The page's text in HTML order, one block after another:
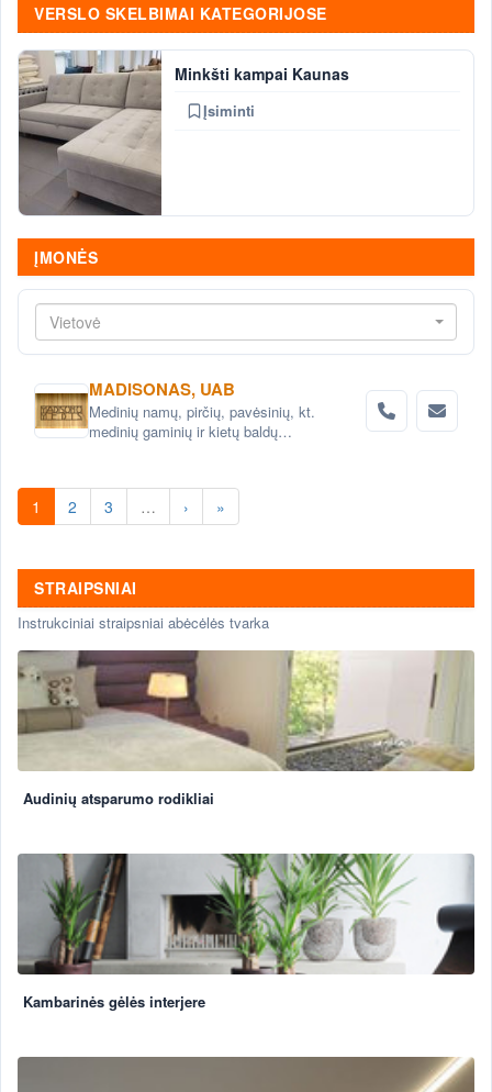
VERSLO SKELBIMAI KATEGORIJOSE
Minkšti kampai Kaunas
Įsiminti
ĮMONĖS
Vietovė
MADISONAS, UAB
Medinių namų, pirčių, pavėsinių, kt.
medinių gaminių ir kietų baldų
1 2 3 … › »
STRAIPSNIAI
Instrukciniai straipsniai abėcėlės tvarka
Audinių atsparumo rodikliai
Kambarinės gėlės interjere